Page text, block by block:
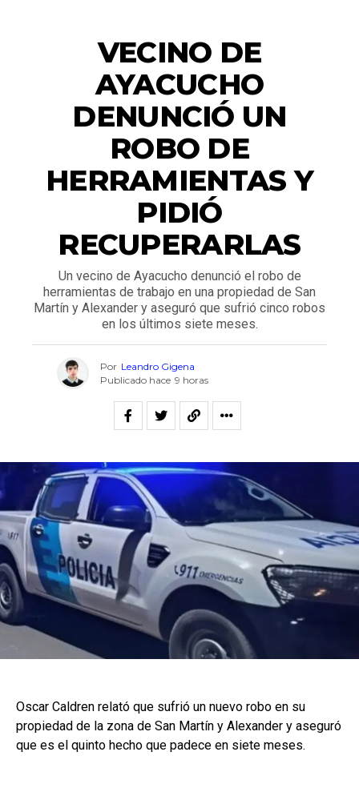
VECINO DE
AYACUCHO
DENUNCIÓ UN
ROBO DE
HERRAMIENTAS Y
PIDIÓ
RECUPERARLAS
Un vecino de Ayacucho denunció el robo de
herramientas de trabajo en una propiedad de San
Martín y Alexander y aseguró que sufrió cinco robos
en los últimos siete meses.
Por Leandro Gigena
Publicado hace 9 horas
Oscar Caldren relató que sufrió un nuevo robo en su
propiedad de la zona de San Martín y Alexander y aseguró
que es el quinto hecho que padece en siete meses.